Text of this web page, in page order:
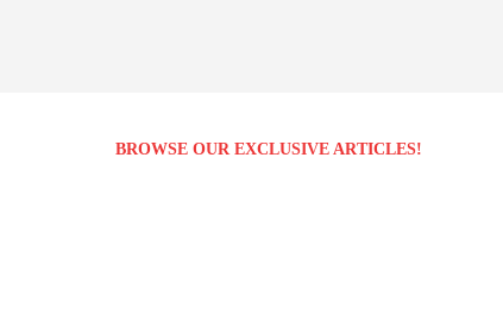
BROWSE OUR EXCLUSIVE ARTICLES!